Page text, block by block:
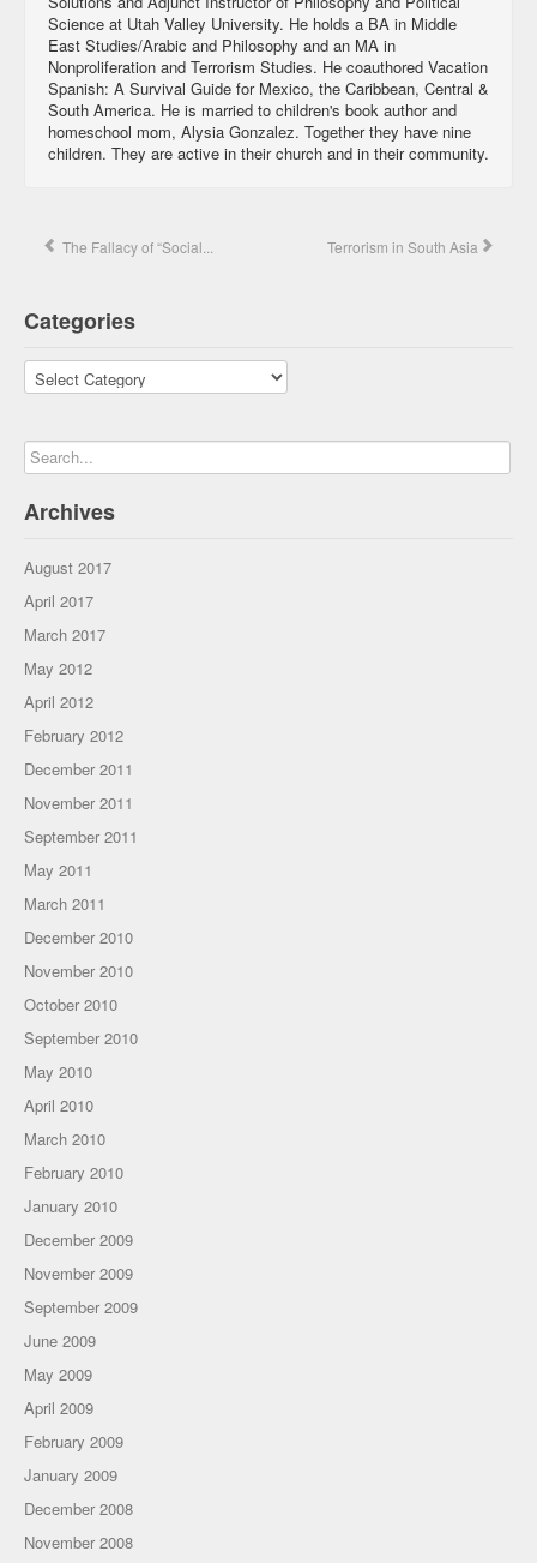
Science at Utah Valley University. He holds a BA in Middle
East Studies/Arabic and Philosophy and an MA in
Nonproliferation and Terrorism Studies. He coauthored Vacation
Spanish: A Survival Guide for Mexico, the Caribbean, Central &
South America. He is married to children's book author and
homeschool mom, Alysia Gonzalez. Together they have nine
children. They are active in their church and in their community.
The Fallacy of “Social... Terrorism in South Asia
Categories
Categories
Archives
August 2017
April 2017
March 2017
May 2012
April 2012
February 2012
December 2011
November 2011
September 2011
May 2011
March 2011
December 2010
November 2010
October 2010
September 2010
May 2010
April 2010
March 2010
February 2010
January 2010
December 2009
November 2009
September 2009
June 2009
May 2009
April 2009
February 2009
January 2009
December 2008
November 2008